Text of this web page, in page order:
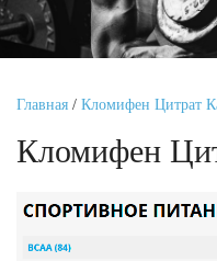
Главная / Кломифен Цитрат
Кломифен